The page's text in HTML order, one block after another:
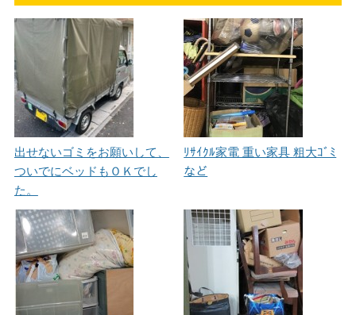
出せないゴミをお願いして、
ついでにベッドもＯＫでし
た。
ﾘｻｲｸﾙ家電 重い家具 粗大ｺﾞﾐ
など